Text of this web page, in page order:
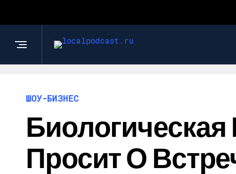
ШОУ-БИЗНЕС
Просит О